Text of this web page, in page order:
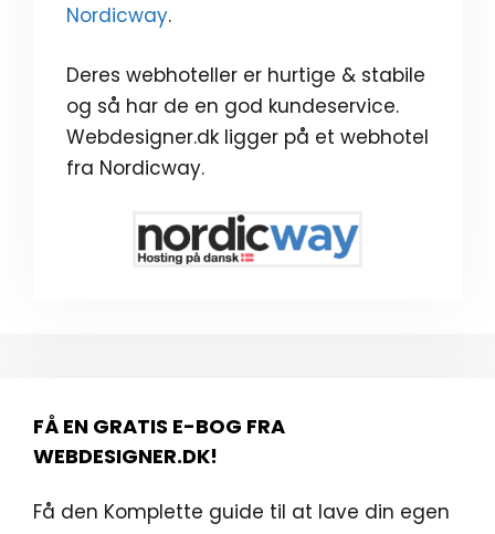
Nordicway.
Deres webhoteller er hurtige & stabile
og så har de en god kundeservice.
Webdesigner.dk ligger på et webhotel
fra Nordicway.
FÅ EN GRATIS E-BOG FRA
WEBDESIGNER.DK!
Få den Komplette guide til at lave din egen